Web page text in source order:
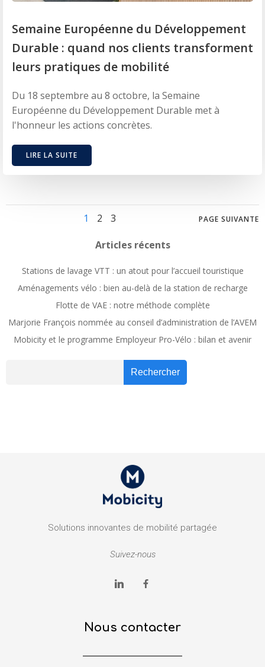
Semaine Européenne du Développement
Durable : quand nos clients transforment
leurs pratiques de mobilité
Du 18 septembre au 8 octobre, la Semaine
Européenne du Développement Durable met à
l'honneur les actions concrètes.
LIRE LA SUITE
navigation
Page
1 Page
2 Page
3
Posts
PAGE SUIVANTE
Articles récents
Stations de lavage VTT : un atout pour l’accueil touristique
Aménagements vélo : bien au-delà de la station de recharge
Flotte de VAE : notre méthode complète
Marjorie François nommée au conseil d’administration de l’AVEM
Mobicity et le programme Employeur Pro-Vélo : bilan et avenir
Rechercher
Solutions innovantes de mobilité partagée
Suivez-nous
Nous contacter